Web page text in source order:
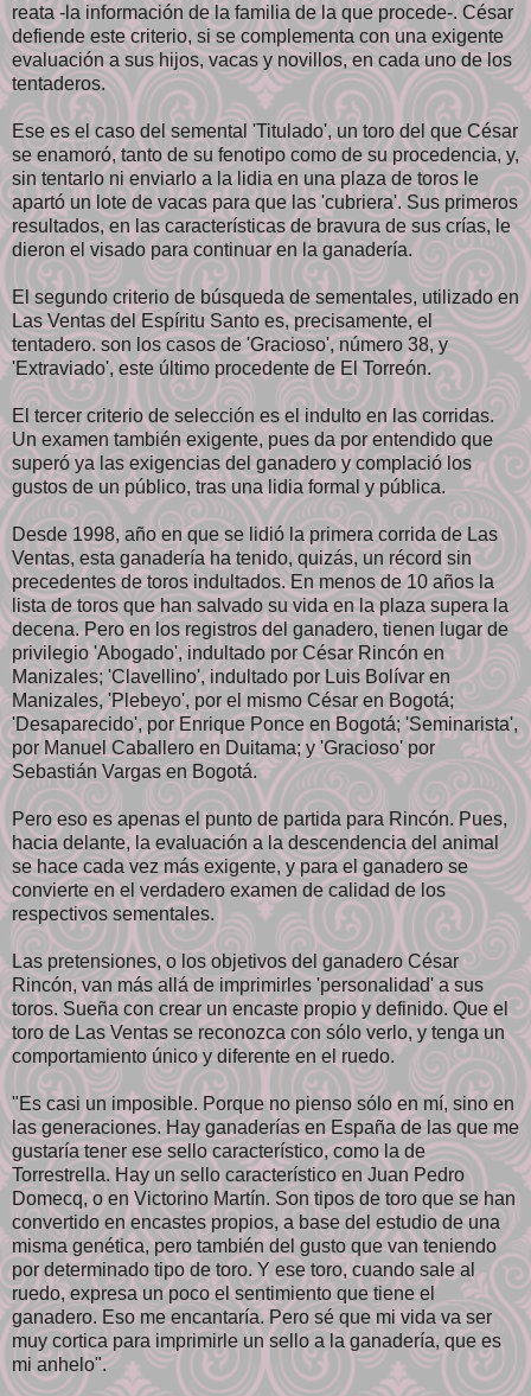
reata -la información de la familia de la que procede-. César
defiende este criterio, si se complementa con una exigente
evaluación a sus hijos, vacas y novillos, en cada uno de los
tentaderos.
Ese es el caso del semental 'Titulado', un toro del que César
se enamoró, tanto de su fenotipo como de su procedencia, y,
sin tentarlo ni enviarlo a la lidia en una plaza de toros le
apartó un lote de vacas para que las 'cubriera'. Sus primeros
resultados, en las características de bravura de sus crías, le
dieron el visado para continuar en la ganadería.
El segundo criterio de búsqueda de sementales, utilizado en
Las Ventas del Espíritu Santo es, precisamente, el
tentadero. son los casos de 'Gracioso', número 38, y
'Extraviado', este último procedente de El Torreón.
El tercer criterio de selección es el indulto en las corridas.
Un examen también exigente, pues da por entendido que
superó ya las exigencias del ganadero y complació los
gustos de un público, tras una lidia formal y pública.
Desde 1998, año en que se lidió la primera corrida de Las
Ventas, esta ganadería ha tenido, quizás, un récord sin
precedentes de toros indultados. En menos de 10 años la
lista de toros que han salvado su vida en la plaza supera la
decena. Pero en los registros del ganadero, tienen lugar de
privilegio 'Abogado', indultado por César Rincón en
Manizales; 'Clavellino', indultado por Luis Bolívar en
Manizales, 'Plebeyo', por el mismo César en Bogotá;
'Desaparecido', por Enrique Ponce en Bogotá; 'Seminarista',
por Manuel Caballero en Duitama; y 'Gracioso' por
Sebastián Vargas en Bogotá.
Pero eso es apenas el punto de partida para Rincón. Pues,
hacia delante, la evaluación a la descendencia del animal
se hace cada vez más exigente, y para el ganadero se
convierte en el verdadero examen de calidad de los
respectivos sementales.
Las pretensiones, o los objetivos del ganadero César
Rincón, van más allá de imprimirles 'personalidad' a sus
toros. Sueña con crear un encaste propio y definido. Que el
toro de Las Ventas se reconozca con sólo verlo, y tenga un
comportamiento único y diferente en el ruedo.
"Es casi un imposible. Porque no pienso sólo en mí, sino en
las generaciones. Hay ganaderías en España de las que me
gustaría tener ese sello característico, como la de
Torrestrella. Hay un sello característico en Juan Pedro
Domecq, o en Victorino Martín. Son tipos de toro que se han
convertido en encastes propios, a base del estudio de una
misma genética, pero también del gusto que van teniendo
por determinado tipo de toro. Y ese toro, cuando sale al
ruedo, expresa un poco el sentimiento que tiene el
ganadero. Eso me encantaría. Pero sé que mi vida va ser
muy cortica para imprimirle un sello a la ganadería, que es
mi anhelo".